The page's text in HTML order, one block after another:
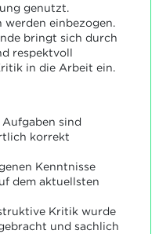
genutzt.
werden einbezogen.
bringt sich durch
respektvoll
in die Arbeit ein.
sind
korrekt
Kenntnisse
dem aktuellsten
Kritik wurde
und sachlich